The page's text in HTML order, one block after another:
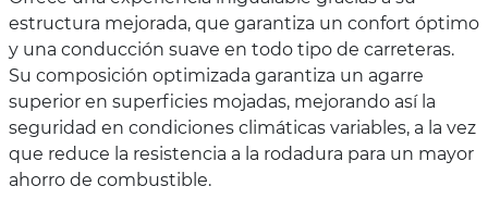
estructura mejorada, que garantiza un confort óptimo
y una conducción suave en todo tipo de carreteras.
Su composición optimizada garantiza un agarre
superior en superficies mojadas, mejorando así la
seguridad en condiciones climáticas variables, a la vez
que reduce la resistencia a la rodadura para un mayor
ahorro de combustible.